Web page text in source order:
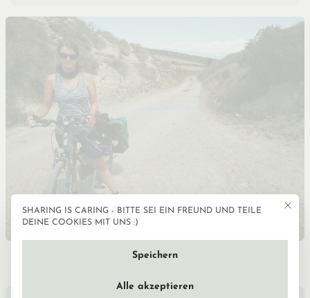
Sabbatical Interview: geht raus, es lohnt sich!
Mit
SHARING IS CARING - BITTE SEI EIN FREUND UND TEILE
DEINE COOKIES MIT UNS :)
Speichern
Alle akzeptieren